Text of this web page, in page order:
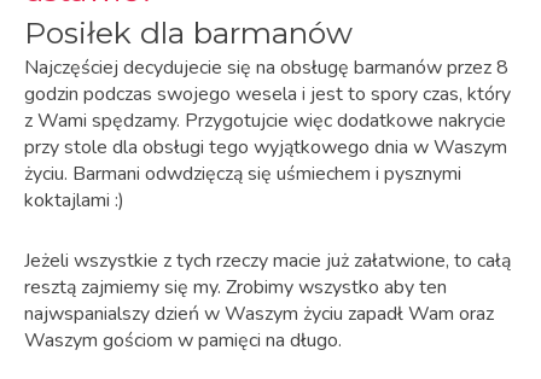
Posiłek dla barmanów
Najczęściej decydujecie się na obsługę barmanów przez 8
godzin podczas swojego wesela i jest to spory czas, który
z Wami spędzamy. Przygotujcie więc dodatkowe nakrycie
przy stole dla obsługi tego wyjątkowego dnia w Waszym
życiu. Barmani odwdzięczą się uśmiechem i pysznymi
koktajlami :)
Jeżeli wszystkie z tych rzeczy macie już załatwione, to całą
resztą zajmiemy się my. Zrobimy wszystko aby ten
najwspanialszy dzień w Waszym życiu zapadł Wam oraz
Waszym gościom w pamięci na długo.